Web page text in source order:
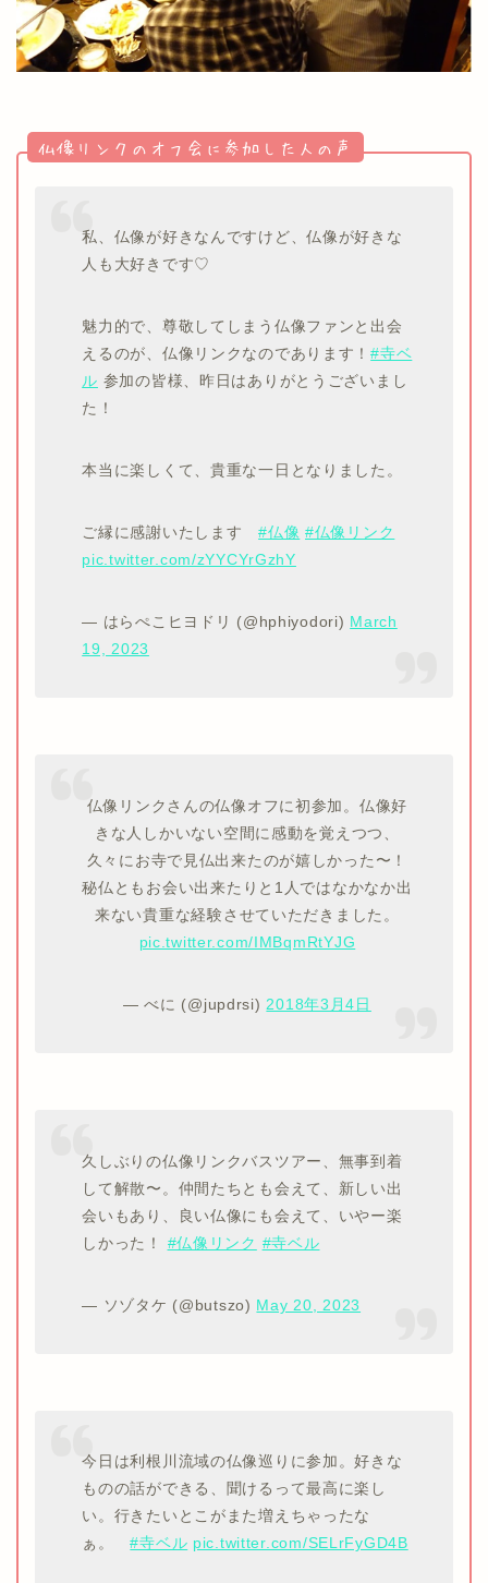
仏像リンクのオフ会に参加した人の声
私、仏像が好きなんですけど、仏像が好きな
人も大好きです♡
魅力的で、尊敬してしまう仏像ファンと出会
えるのが、仏像リンクなのであります！#寺ベ
ル 参加の皆様、昨日はありがとうございまし
た！
本当に楽しくて、貴重な一日となりました。
ご縁に感謝いたします#仏像 #仏像リンク
pic.twitter.com/zYYCYrGzhY
— はらぺこヒヨドリ (@hphiyodori) March
19, 2023
仏像リンクさんの仏像オフに初参加。仏像好
きな人しかいない空間に感動を覚えつつ、
久々にお寺で見仏出来たのが嬉しかった〜！
秘仏ともお会い出来たりと1人ではなかなか出
来ない貴重な経験させていただきました。
pic.twitter.com/IMBqmRtYJG
— べに (@jupdrsi) 2018年3月4日
久しぶりの仏像リンクバスツアー、無事到着
して解散〜。仲間たちとも会えて、新しい出
会いもあり、良い仏像にも会えて、いやー楽
しかった！ #仏像リンク #寺ベル
— ソゾタケ (@butszo) May 20, 2023
今日は利根川流域の仏像巡りに参加。好きな
ものの話ができる、聞けるって最高に楽し
い。行きたいとこがまた増えちゃったな
ぁ。#寺ベル pic.twitter.com/SELrFyGD4B